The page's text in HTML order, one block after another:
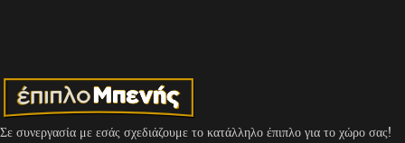
Σε συνεργασία με εσάς σχεδιάζουμε το κατάλληλο έπιπλο για το χώρο σας!